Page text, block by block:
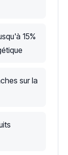
15%
sur la